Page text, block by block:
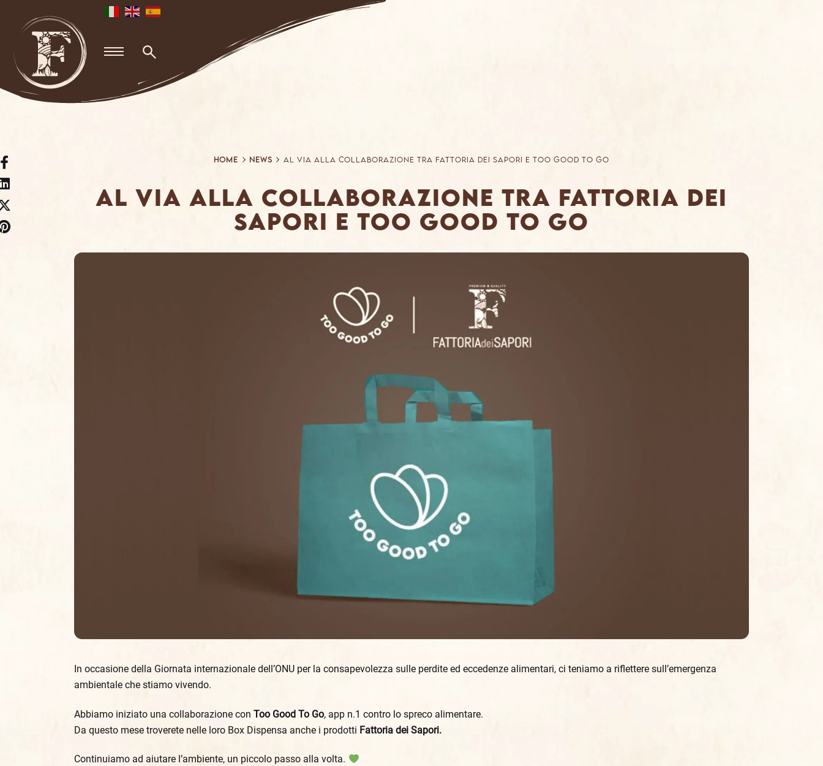
Home News Al via alla collaborazione tra Fattoria dei Sapori e Too Good To Go
Al via alla collaborazione tra Fattoria dei
Sapori e Too Good To Go
In occasione della Giornata internazionale dell’ONU per la consapevolezza sulle perdite ed eccedenze alimentari, ci teniamo a riflettere sull’emergenza
ambientale che stiamo vivendo.
Abbiamo iniziato una collaborazione conToo Good To Go, app n.1 contro lo spreco alimentare.
Da questo mese troverete nelle loro Box Dispensa anche i prodotti Fattoria dei Sapori.
Continuiamo ad aiutare l’ambiente, un piccolo passo alla volta.